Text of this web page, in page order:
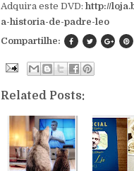
Adquira este DVD: http://
a-historia-de-padre-leo
Compartilhe:
Related Posts: